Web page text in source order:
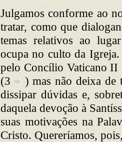
Julgamos conforme ao
tratar, como que
temas relativos ao
ocupa no culto da Igreja.
pelo Concílio Vaticano
(3
) mas não deixa de
dissipar dúvidas e,
daquela devoção à
suas motivações na
Cristo. Quereríamos,